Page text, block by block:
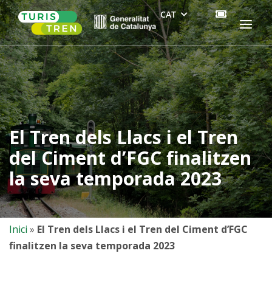
Skip
to
content
Home Menu
CAT
El Tren dels Llacs i el Tren
del Ciment d’FGC finalitzen
la seva temporada 2023
Inici » El Tren dels Llacs i el Tren del Ciment d’FGC
finalitzen la seva temporada 2023